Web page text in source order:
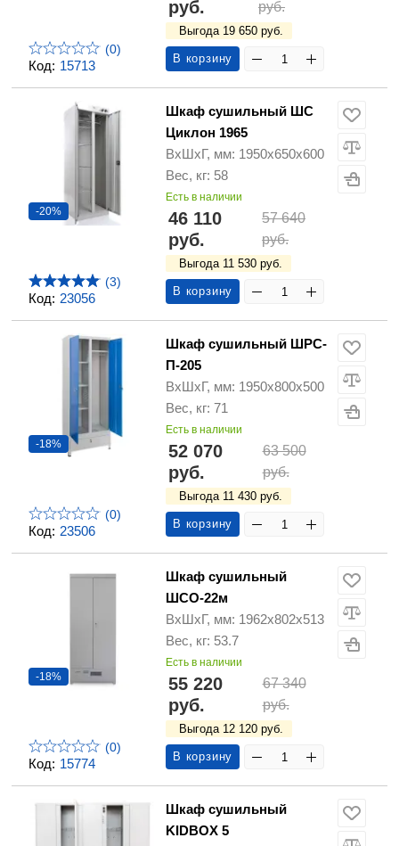
Код: 15713
(0)
руб.
руб.
Выгода 19 650 руб.
В корзину
Код: 23056
-20%
(3)
Шкаф сушильный ШС
Циклон 1965
ВхШхГ, мм: 1950х650х600
Вес, кг: 58
Есть в наличии
46 110
руб.
57 640
руб.
Выгода 11 530 руб.
В корзину
Код: 23506
-18%
(0)
Шкаф сушильный ШРС-
П-205
ВхШхГ, мм: 1950х800х500
Вес, кг: 71
Есть в наличии
52 070
руб.
63 500
руб.
Выгода 11 430 руб.
В корзину
Код: 15774
-18%
(0)
Шкаф сушильный
ШСО-22м
ВхШхГ, мм: 1962х802х513
Вес, кг: 53.7
Есть в наличии
55 220
руб.
67 340
руб.
Выгода 12 120 руб.
В корзину
Шкаф сушильный
KIDBOX 5